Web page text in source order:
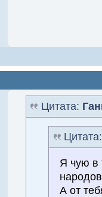
Цитата:
Я чую в
А от